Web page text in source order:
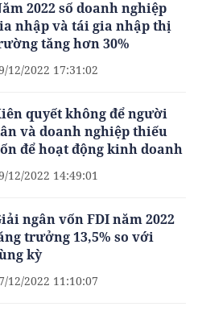
2022 số doanh nghiệp
nhập và tái gia nhập thị
tăng hơn 30%
12/2022 17:31:02
quyết không để người
và doanh nghiệp thiếu
để hoạt động kinh doanh
12/2022 14:49:01
ngân vốn FDI năm 2022
trưởng 13,5% so với
kỳ
12/2022 11:10:07